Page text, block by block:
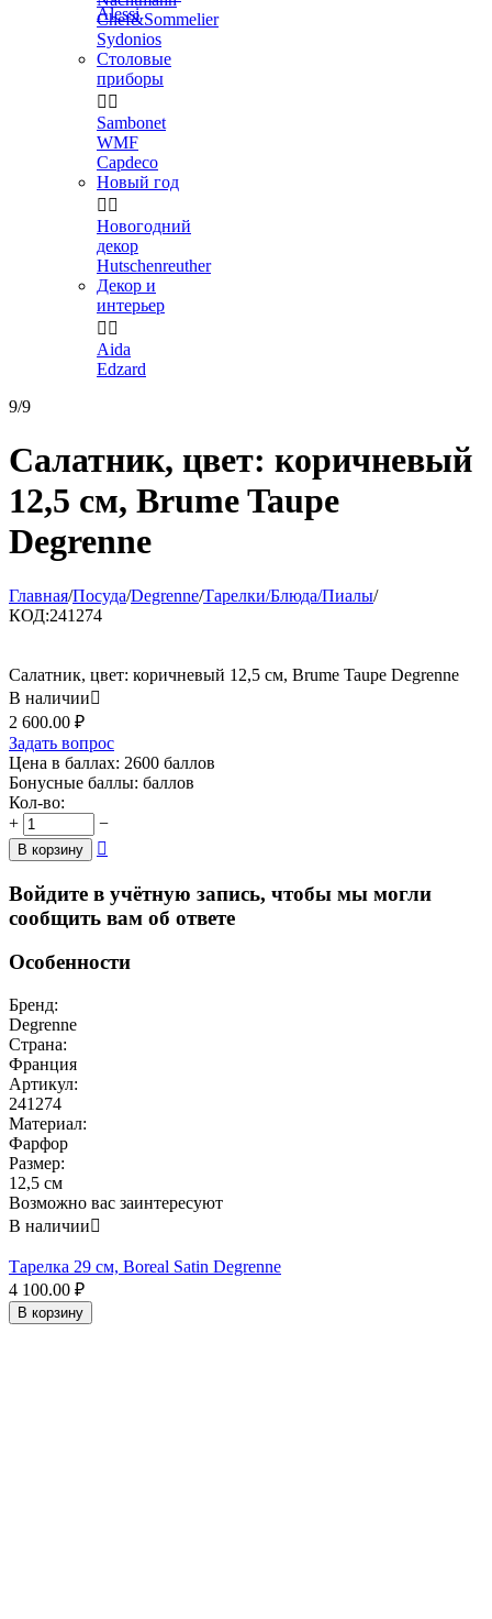
Alessi
Chef&Sommelier
Sydonios
Столовые
приборы
 
Sambonet
WMF
Capdeco
Новый год
 
Новогодний
декор
Hutschenreuther
Декор и
интерьер
 
Aida
Edzard
9/9
Салатник, цвет: коричневый
12,5 см, Brume Taupe
Degrenne
Главная/Посуда/Degrenne/Тарелки/Блюда/Пиалы/
КОД:241274
Салатник, цвет: коричневый 12,5 см, Brume Taupe Degrenne
В наличии
2 600.00 ₽
Задать вопрос
Цена в баллах: 2600 баллов
Бонусные баллы: баллов
Кол-во:
+
−
В корзину 
Войдите в учётную запись, чтобы мы могли
сообщить вам об ответе
Особенности
Бренд:
Degrenne
Страна:
Франция
Артикул:
241274
Материал:
Фарфор
Размер:
12,5 см
Возможно вас заинтересуют
В наличии
Тарелка 29 см, Boreal Satin Degrenne
4 100.00 ₽
В корзину